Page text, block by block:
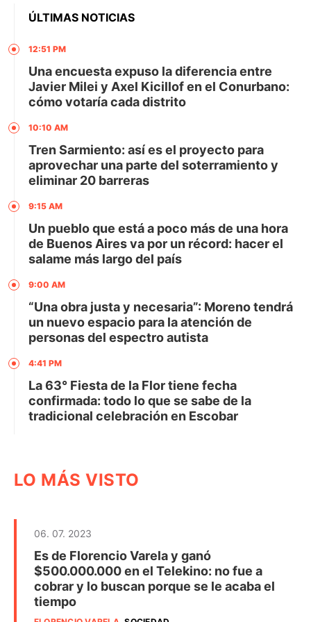
ÚLTIMAS NOTICIAS
12:51 PM
Una encuesta expuso la diferencia entre
Javier Milei y Axel Kicillof en el Conurbano:
cómo votaría cada distrito
10:10 AM
Tren Sarmiento: así es el proyecto para
aprovechar una parte del soterramiento y
eliminar 20 barreras
9:15 AM
Un pueblo que está a poco más de una hora
de Buenos Aires va por un récord: hacer el
salame más largo del país
9:00 AM
“Una obra justa y necesaria”: Moreno tendrá
un nuevo espacio para la atención de
personas del espectro autista
4:41 PM
La 63° Fiesta de la Flor tiene fecha
confirmada: todo lo que se sabe de la
tradicional celebración en Escobar
LO MÁS VISTO
06. 07. 2023
Es de Florencio Varela y ganó
$500.000.000 en el Telekino: no fue a
cobrar y lo buscan porque se le acaba el
tiempo